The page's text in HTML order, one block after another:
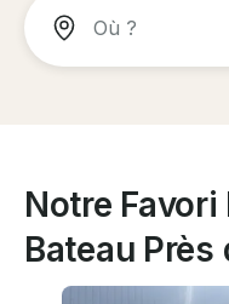
Notre
Bateau